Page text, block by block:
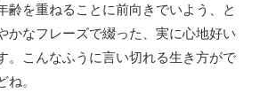
齢を重ねることに前向きでいよう、と
かなフレーズで綴った、実に心地好い
。こんなふうに言い切れる生き方がで
ね。